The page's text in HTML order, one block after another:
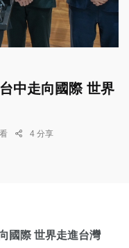
中走向國際 世界
4 分享
國際 世界走進台灣